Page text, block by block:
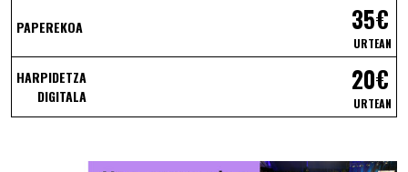
PAPEREKOA 35€
URTEAN
HARPIDETZA
DIGITALA
20€
URTEAN